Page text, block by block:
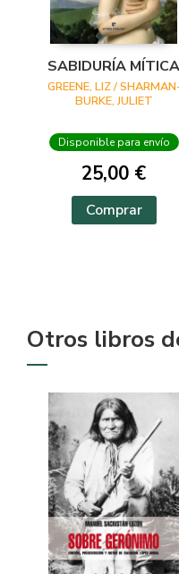
SABIDURÍA MÍTICA
GREENE, LIZ /
BURKE, JULIET
Disponible para envío
25,00 €
Comprar
Otros libros